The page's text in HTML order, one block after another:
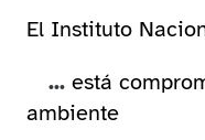
El Instituto
... está
ambiente